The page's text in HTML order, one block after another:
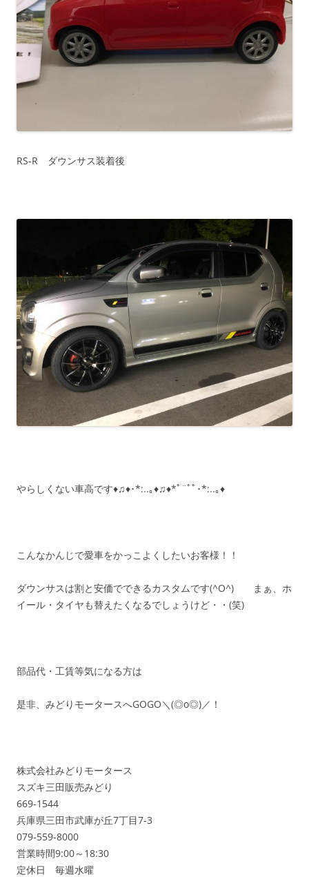
RS-R ダウンサス装着後
やらしくない車高です♦♫♦･*:..｡♦♫♦*ﾟ¨ﾟﾟ･*:..｡♦
こんなかんじで愛車をかっこよくしたいお客様！！
ダウンサスは割と安価でできるカスタムです(^O^) まぁ、ホ
イール・タイヤも替えたくなるでしょうけど・・(笑)
部品代・工賃等気になる方は
是非、みどりモータースへGOGO＼(◎o◎)／！
株式会社みどりモータース
スズキ三田販売みどり
669-1544
兵庫県三田市武庫が丘7丁目7-3
079-559-8000
営業時間9:00～18:30
定休日 毎週水曜